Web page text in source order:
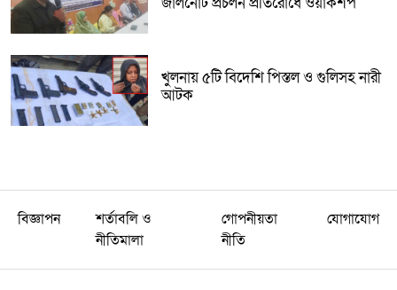
খুলনায় ৫টি বিদেশি পিস্তল ও গুলিসহ নারী
আটক
বিজ্ঞাপন
শর্তাবলি ও
নীতিমালা
গোপনীয়তা
নীতি
যোগাযোগ